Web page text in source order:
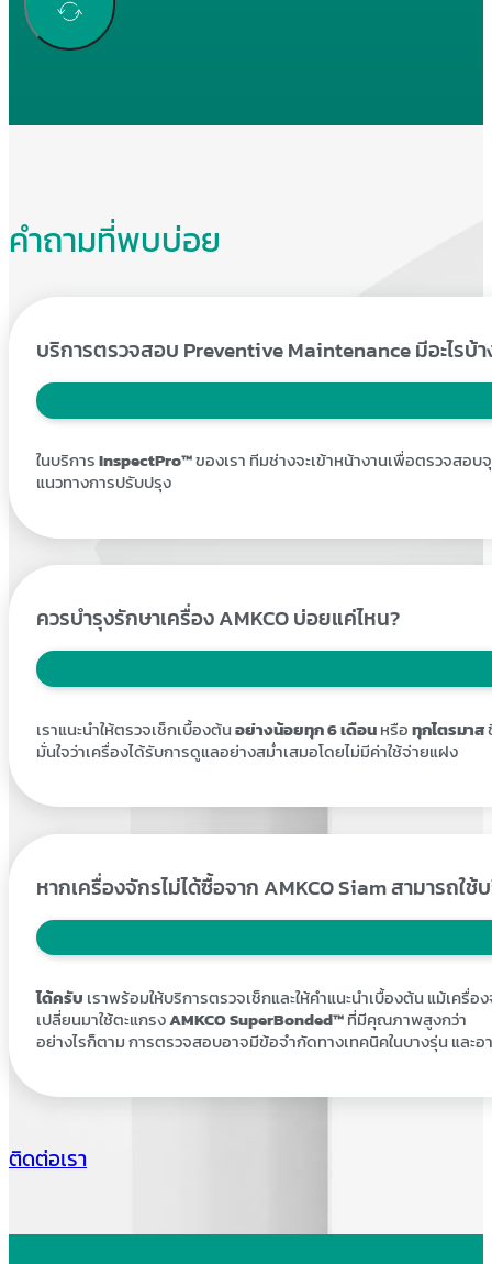
คำถามที่พบบ่อย
บริการตรวจสอบ Preventive Maintenance มีอะไรบ้า
ในบริการInspectPro™ของเรา ทีมช่างจะเข้าหน้างานเพื่อตรวจสอ
แนวทางการปรับปรุง
ควรบำรุงรักษาเครื่อง AMKCO บ่อยแค่ไหน?
เราแนะนำให้ตรวจเช็กเบื้องต้นอย่างน้อยทุก 6 เดือนหรือทุกไตรมาส
มั่นใจว่าเครื่องได้รับการดูแลอย่างสม่ำเสมอโดยไม่มีค่าใช้จ่ายแฝง
หากเครื่องจักรไม่ได้ซื้อจาก AMKCO Siam สามารถใช้
ได้ครับ เราพร้อมให้บริการตรวจเช็กและให้คำแนะนำเบื้องต้น แม้เครื่
เปลี่ยนมาใช้ตะแกรงAMKCO SuperBonded™ที่มีคุณภาพสูงกว่า
อย่างไรก็ตาม การตรวจสอบอาจมีข้อจำกัดทางเทคนิคในบางรุ่น และ
ติดต่อเรา